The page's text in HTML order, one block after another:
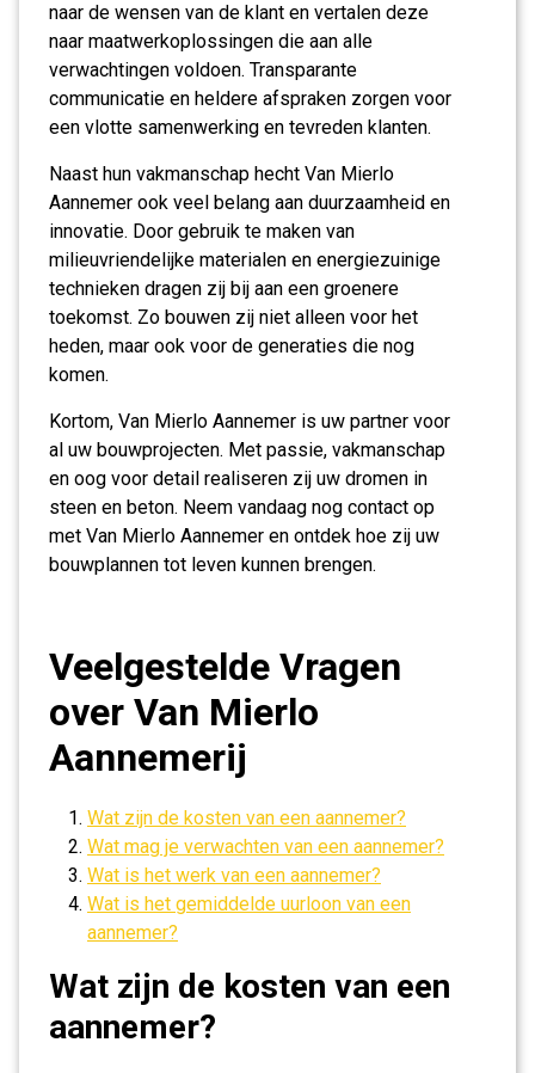
naar de wensen van de klant en vertalen deze
naar maatwerkoplossingen die aan alle
verwachtingen voldoen. Transparante
communicatie en heldere afspraken zorgen voor
een vlotte samenwerking en tevreden klanten.
Naast hun vakmanschap hecht Van Mierlo
Aannemer ook veel belang aan duurzaamheid en
innovatie. Door gebruik te maken van
milieuvriendelijke materialen en energiezuinige
technieken dragen zij bij aan een groenere
toekomst. Zo bouwen zij niet alleen voor het
heden, maar ook voor de generaties die nog
komen.
Kortom, Van Mierlo Aannemer is uw partner voor
al uw bouwprojecten. Met passie, vakmanschap
en oog voor detail realiseren zij uw dromen in
steen en beton. Neem vandaag nog contact op
met Van Mierlo Aannemer en ontdek hoe zij uw
bouwplannen tot leven kunnen brengen.
Veelgestelde Vragen
over Van Mierlo
Aannemerij
Wat zijn de kosten van een aannemer?
Wat mag je verwachten van een aannemer?
Wat is het werk van een aannemer?
Wat is het gemiddelde uurloon van een
aannemer?
Wat zijn de kosten van een
aannemer?